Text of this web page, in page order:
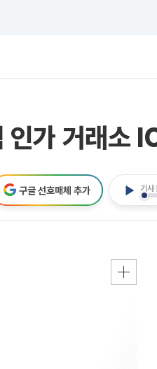
인가 거래소
기사
구글 선호매체 추가